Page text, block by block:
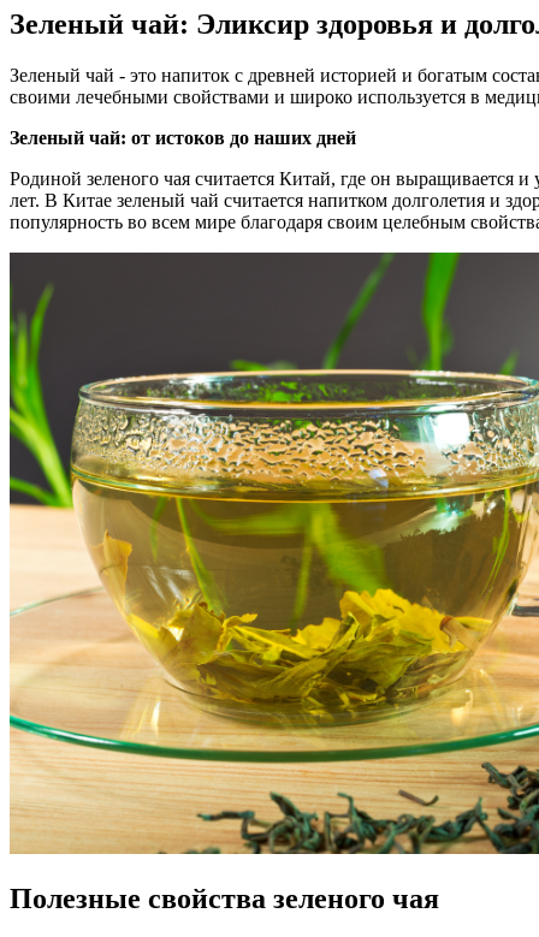
Зеленый чай: Эликсир здоровья и
Зеленый чай - это напиток с древней историей и богатым
своими лечебными свойствами и широко используется в
Зеленый чай: от истоков до наших дней
Родиной зеленого чая считается Китай, где он выращивается
лет. В Китае зеленый чай считается напитком долголетия и
популярность во всем мире благодаря своим целебным
Полезные свойства зеленого чая